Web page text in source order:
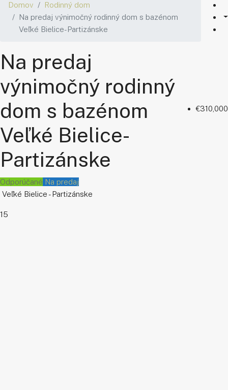
Domov
Rodinný dom
Na predaj výnimočný rodinný dom s bazénom
Veľké Bielice-Partizánske
Na predaj
výnimočný rodinný
dom s bazénom
Veľké Bielice-
Partizánske
€310,000
Odporúčané Na predaj
Veľké Bielice - Partizánske
15